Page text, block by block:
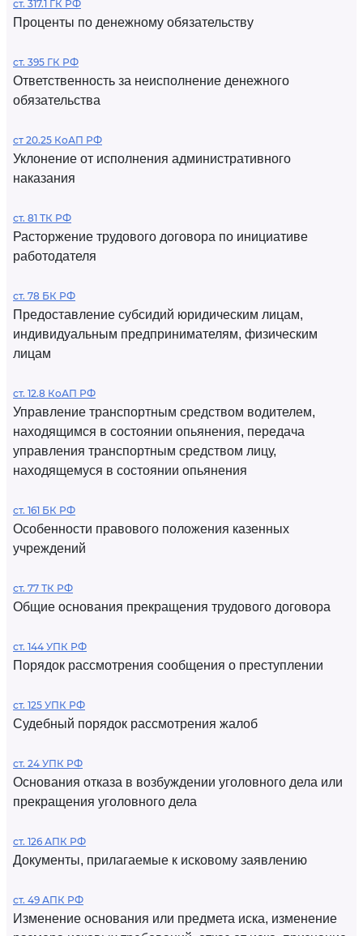
ст. 317.1 ГК РФ
Проценты по денежному обязательству
ст. 395 ГК РФ
Ответственность за неисполнение денежного
обязательства
ст 20.25 КоАП РФ
Уклонение от исполнения административного
наказания
ст. 81 ТК РФ
Расторжение трудового договора по инициативе
работодателя
ст. 78 БК РФ
Предоставление субсидий юридическим лицам,
индивидуальным предпринимателям, физическим
лицам
ст. 12.8 КоАП РФ
Управление транспортным средством водителем,
находящимся в состоянии опьянения, передача
управления транспортным средством лицу,
находящемуся в состоянии опьянения
ст. 161 БК РФ
Особенности правового положения казенных
учреждений
ст. 77 ТК РФ
Общие основания прекращения трудового договора
ст. 144 УПК РФ
Порядок рассмотрения сообщения о преступлении
ст. 125 УПК РФ
Судебный порядок рассмотрения жалоб
ст. 24 УПК РФ
Основания отказа в возбуждении уголовного дела или
прекращения уголовного дела
ст. 126 АПК РФ
Документы, прилагаемые к исковому заявлению
ст. 49 АПК РФ
Изменение основания или предмета иска, изменение